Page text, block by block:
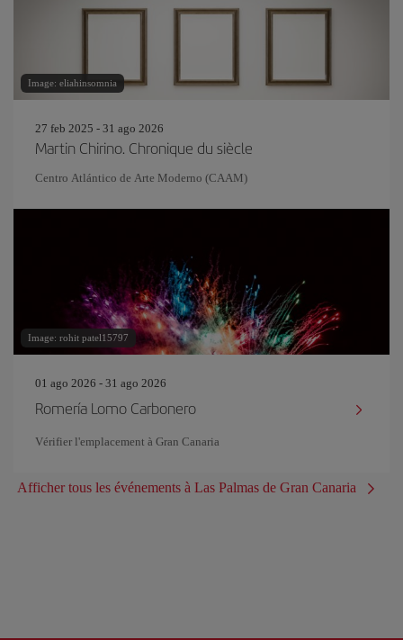
Image: eliahinsomnia
27 feb 2025 - 31 ago 2026
Martin Chirino. Chronique du siècle
Centro Atlántico de Arte Moderno (CAAM)
Image: rohit patel15797
01 ago 2026 - 31 ago 2026
Romería Lomo Carbonero
Vérifier l'emplacement à Gran Canaria
Afficher tous les événements à Las Palmas de Gran Canaria